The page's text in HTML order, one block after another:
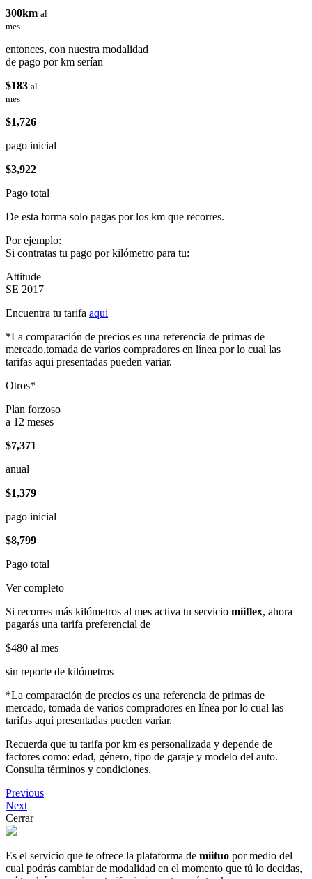
300km al
mes
entonces, con nuestra modalidad
de pago por km serían
$183 al
mes
$1,726
pago inicial
$3,922
Pago total
De esta forma solo pagas por los km que recorres.
Por ejemplo:
Si contratas tu pago por kilómetro para tu:
Attitude
SE 2017
Encuentra tu tarifa aqui
*La comparación de precios es una referencia de primas de
mercado,tomada de varios compradores en línea por lo cual las
tarifas aqui presentadas pueden variar.
Otros*
Plan forzoso
a 12 meses
$7,371
anual
$1,379
pago inicial
$8,799
Pago total
Ver completo
Si recorres más kilómetros al mes activa tu servicio miiflex, ahora
pagarás una tarifa preferencial de
$480 al mes
sin reporte de kilómetros
*La comparación de precios es una referencia de primas de
mercado, tomada de varios compradores en línea por lo cual las
tarifas aqui presentadas pueden variar.
Recuerda que tu tarifa por km es personalizada y depende de
factores como: edad, género, tipo de garaje y modelo del auto.
Consulta términos y condiciones.
Previous
Next
Cerrar
Es el servicio que te ofrece la plataforma de miituo por medio del
cual podrás cambiar de modalidad en el momento que tú lo decidas,